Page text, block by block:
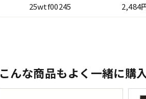
25wtf00245
2,484
こんな商品もよく一緒に購